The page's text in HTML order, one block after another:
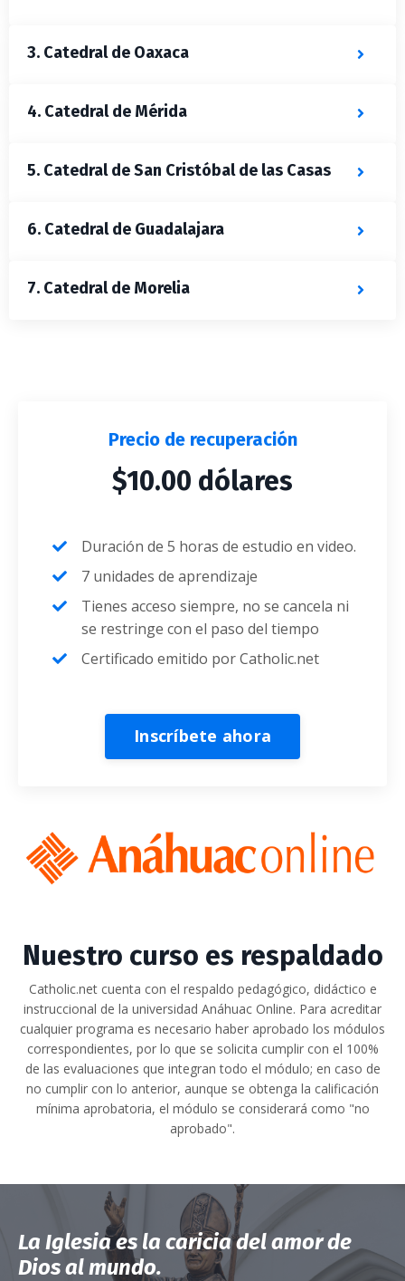
3. Catedral de Oaxaca
4. Catedral de Mérida
5. Catedral de San Cristóbal de las Casas
6. Catedral de Guadalajara
7. Catedral de Morelia
Precio de recuperación
$10.00 dólares
Duración de 5 horas de estudio en video.
7 unidades de aprendizaje
Tienes acceso siempre, no se cancela ni
se restringe con el paso del tiempo
Certificado emitido por Catholic.net
Inscríbete ahora
Nuestro curso es respaldado
Catholic.net cuenta con el respaldo pedagógico, didáctico e
instruccional de la universidad Anáhuac Online. Para acreditar
cualquier programa es necesario haber aprobado los módulos
correspondientes, por lo que se solicita cumplir con el 100%
de las evaluaciones que integran todo el módulo; en caso de
no cumplir con lo anterior, aunque se obtenga la calificación
mínima aprobatoria, el módulo se considerará como "no
aprobado".
La Iglesia es la caricia del amor de
Dios al mundo.